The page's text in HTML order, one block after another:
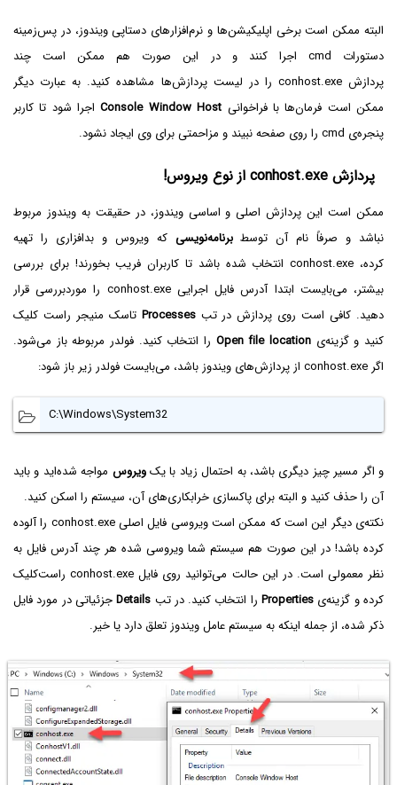
البته ممکن است برخی اپلیکیشن‌ها و نرم‌افزارهای دستاپی ویندوز، در پس‌زمینه
دستورات cmd اجرا کنند و در این صورت هم ممکن است چند
پردازش conhost.exe را در لیست پردازش‌ها مشاهده کنید. به عبارت دیگر
ممکن است فرمان‌ها با فراخوانی Console Window Hostاجرا شود تا کاربر
پنجره‌ی cmd را روی صفحه نبیند و مزاحمتی برای وی ایجاد نشود.
پردازش conhost.exe از نوع ویروس!
ممکن است این پردازش اصلی و اساسی ویندوز، در حقیقت به ویندوز مربوط
نباشد و صرفاً نام آن توسطبرنامه‌نویسی که ویروس و بدافزاری را تهیه
کرده، conhost.exe انتخاب شده باشد تا کاربران فریب بخورند! برای بررسی
بیشتر، می‌بایست ابتدا آدرس فایل اجرایی conhost.exe را موردبررسی قرار
دهید. کافی است روی پردازش در تبProcesses تاسک منیجر راست کلیک
کنید و گزینه‌ی Open file location را انتخاب کنید. فولدر مربوطه باز می‌شود.
اگر conhost.exe از پردازش‌های ویندوز باشد، می‌بایست فولدر زیر باز شود:
C:\Windows\System32
و اگر مسیر چیز دیگری باشد، به احتمال زیاد با یکویروس مواجه شده‌اید و باید
آن را حذف کنید و البته برای پاکسازی خرابکاری‌های آن، سیستم را اسکن کنید.
نکته‌ی دیگر این است که ممکن است ویروسی فایل اصلی conhost.exe را آلوده
کرده باشد! در این صورت هم سیستم شما ویروسی شده هر چند آدرس فایل به
نظر معمولی است. در این حالت می‌توانید روی فایل conhost.exe راست‌کلیک
کرده و گزینه‌ی Propertiesرا انتخاب کنید. در تب Detailsجزئیاتی در مورد فایل
ذکر شده، از جمله اینکه به سیستم عامل ویندوز تعلق دارد یا خیر.